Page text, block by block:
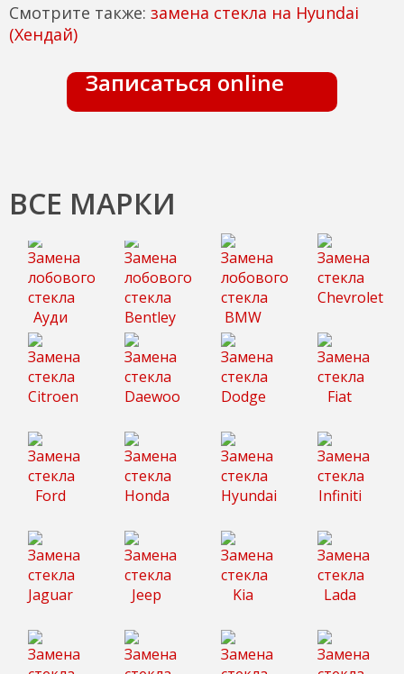
Смотрите также: замена стекла на Hyundai
(Хендай)
Записаться online
ВСЕ МАРКИ